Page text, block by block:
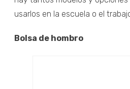
usarlos en la escuela o el
Bolsa de hombro